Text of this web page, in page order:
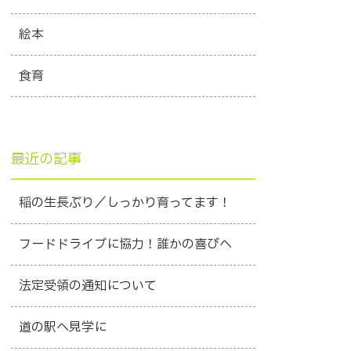
絵本
食育
最近の記事
稲の生長ぶり／しっかり育ってます！
フードドライブに協力！誰かの喜びへ
法定受領の通知について
道の駅へ見学に